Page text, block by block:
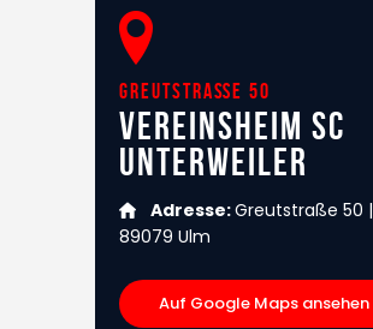
Greutstraße 50
Vereinsheim SC
Unterweiler
Adresse:Greutstraße 50 |
89079 Ulm
Auf Google Maps ansehen